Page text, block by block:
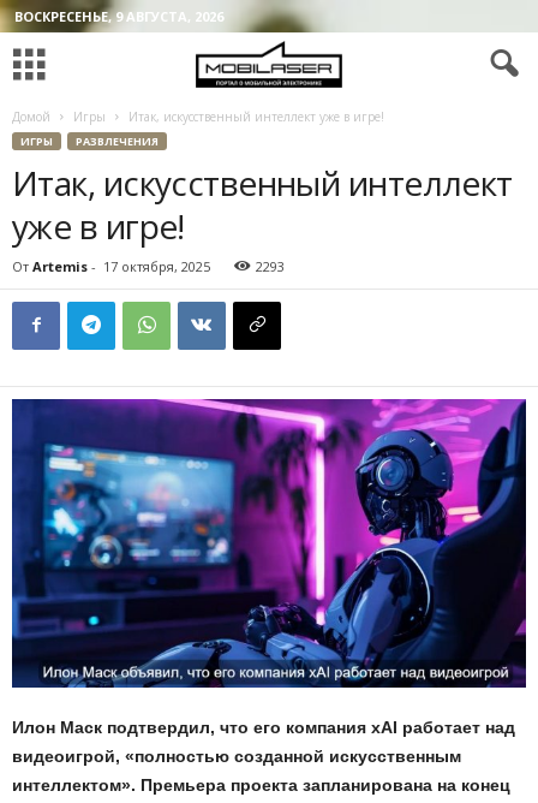
ВОСКРЕСЕНЬЕ, 9 АВГУСТА, 2026
Домой Игры Итак, искусственный интеллект уже в игре!
ИГРЫ РАЗВЛЕЧЕНИЯ
Итак, искусственный интеллект
уже в игре!
От Artemis - 17 октября, 2025 2293
Илон Маск подтвердил, что его компания xAI работает над
видеоигрой, «полностью созданной искусственным
интеллектом». Премьера проекта запланирована на конец